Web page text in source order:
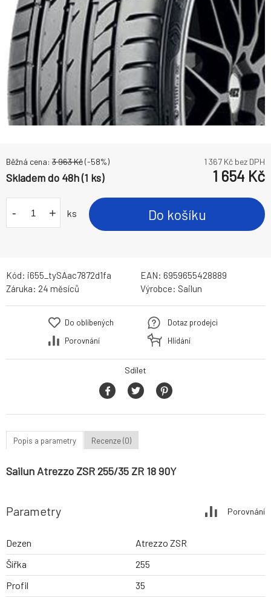
Běžná cena: 3 963Kč(-58%) 1 367 Kč bez DPH
Skladem do 48h (1 ks) 1 654 Kč
- + ks Do košíku
Kód: i655_tySAac7872d1fa EAN: 6959655428889
Záruka: 24 měsíců Výrobce: Sailun
Do oblíbených
Porovnání
Dotaz prodejci
Hlídání
Sdílet
Popis a parametry Recenze (0)
Sailun Atrezzo ZSR 255/35 ZR 18 90Y
Parametry Porovnání
Dezen
Atrezzo ZSR
Šířka
255
Profil
35